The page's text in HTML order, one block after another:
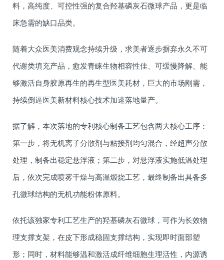
料，高纯度、可控性强的复合羟基磷灰石微球产品，更是临
床急需的缺口品类。
随着大众医美消费观念持续升级，求美者逐步摒弃永久不可
代谢类填充产品，愈发青睐生物相容性佳、可缓慢降解、能
够激活自身胶原再生的再生型医美耗材，巨大的市场刚需，
持续倒逼医美新材料核心技术加速落地量产。
据了解，本次落地的专利核心制备工艺包含两大核心工序：
第一步，将无机离子分散剂与粘接剂均匀混合，经超声分散
处理，制备出稳定悬浮液；第二步，对悬浮液实施低温处理
后，依次完成喷雾干燥与高温煅烧工艺，最终制备出具备多
孔微球结构的无机功能粉体原料。
依托该独家专利工艺生产的羟基磷灰石微球，可作为长效物
理支撑支架，在皮下形成稳固支撑结构，实现即时面部塑
形；同时，材料能够温和激活成纤维细胞生理活性，内源诱